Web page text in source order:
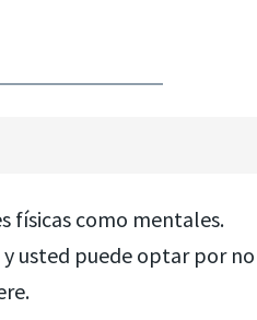
físicas como mentales.
usted puede optar por no